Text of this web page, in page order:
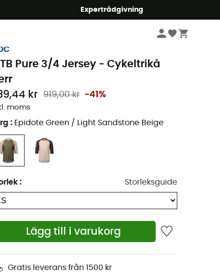
Expertrådgivning
Cykeltröjor
Pure 3/4 Jersey - Cykeltrikå
kr 919,00 kr -41%
moms
: Epidote Green / Light Sandstone Beige
: Storleksguide
Lägg till i varukorg
Gratis leverans från 1500 kr